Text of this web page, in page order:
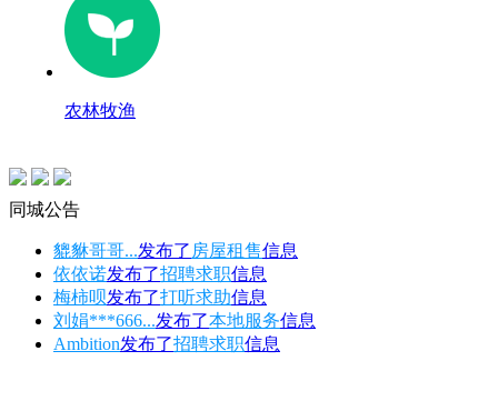
农林牧渔
同城公告
貔貅哥哥...发布了 房屋租售信息
依依诺发布了招聘求职信息
梅柿呗发布了打听求助信息
刘娟***666...发布了本地服务信息
Ambition发布了招聘求职信息